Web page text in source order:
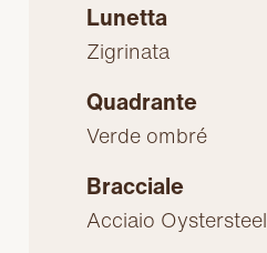
Lunetta
Zigrinata
Quadrante
Verde ombré
Bracciale
Acciaio Oystersteel